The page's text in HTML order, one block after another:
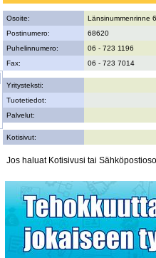
Osoite:
Länsinummenrinne 6
Postinumero:
68620
Puhelinnumero:
06 - 723 1196
Fax:
06 - 723 7014
Yritysteksti:
Tuotetiedot:
Palvelut:
Kotisivut:
Jos haluat Kotisivusi tai